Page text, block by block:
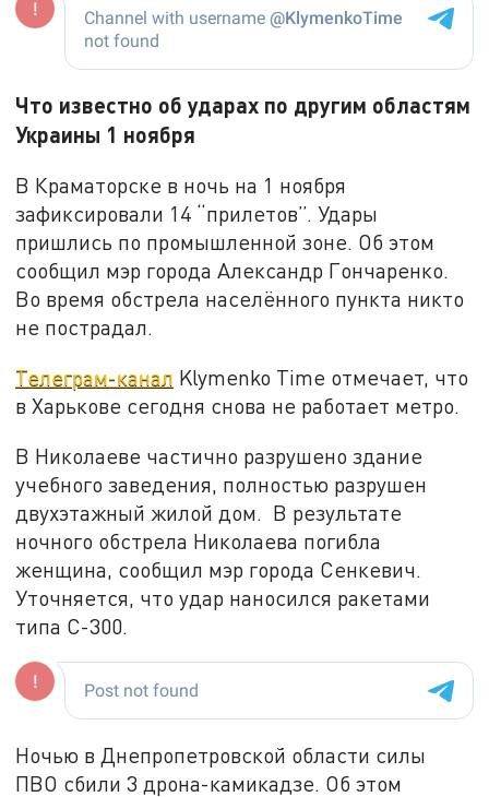
Что известно об ударах по другим областям
Украины 1 ноября
В Краматорске в ночь на 1 ноября
зафиксировали 14 “прилетов”. Удары
пришлись по промышленной зоне. Об этом
сообщил мэр города Александр Гончаренко.
Во время обстрела населённого пункта никто
не пострадал.
Телеграм-канал Klymenko Time отмечает, что
в Харькове сегодня снова не работает метро.
В Николаеве частично разрушено здание
учебного заведения, полностью разрушен
двухэтажный жилой дом. В результате
ночного обстрела Николаева погибла
женщина, сообщил мэр города Сенкевич.
Уточняется, что удар наносился ракетами
типа С-300.
Ночью в Днепропетровской области силы
ПВО сбили 3 дрона-камикадзе. Об этом